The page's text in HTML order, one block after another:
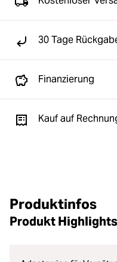
30 Tage
Finanzierung
Kauf auf
Produktinfos
Produkt Highlights